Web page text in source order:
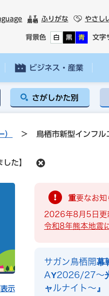
ふりがな やさし
背景色 白 黒 青 文字
ビジネス・産業
さがしかた別
） >
鳥栖市新型インフ
た】
示
重要なお知
2026年8月5日更
令和8年熊本地震
サガン鳥栖開幕
AY2026/27～
ャルナイト～』